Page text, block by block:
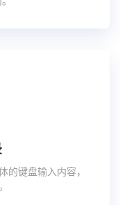
的键盘输入内容，